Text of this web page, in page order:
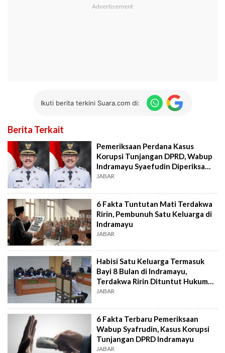
Ikuti berita terkini Suara.com di:
Berita Terkait
Pemeriksaan Perdana Kasus
Korupsi Tunjangan DPRD, Wabup
Indramayu Syaefudin Diperiksa
Kejati Jabar
JABAR
6 Fakta Tuntutan Mati Terdakwa
Ririn, Pembunuh Satu Keluarga di
Indramayu
JABAR
Habisi Satu Keluarga Termasuk
Bayi 8 Bulan di Indramayu,
Terdakwa Ririn Dituntut Hukuman
Mati
JABAR
6 Fakta Terbaru Pemeriksaan
Wabup Syafrudin, Kasus Korupsi
Tunjangan DPRD Indramayu
JABAR